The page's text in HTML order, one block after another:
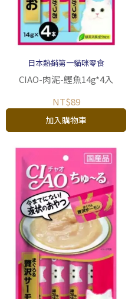
日本熱銷第一貓咪零食
CIAO-肉泥-鰹魚14g*4入
NT$89
加入購物車